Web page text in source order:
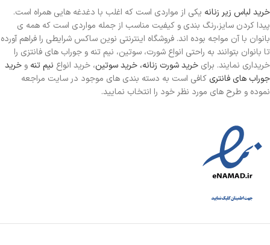
خرید لباس زیر زنانه یکی از مواردی است که اغلب با دغدغه هایی همراه است.
پیدا کردن سایز،رنگ بندی و کیفیت مناسب از جمله مواردی است که همه ی
بانوان با آن مواجه بوده اند. فروشگاه اینترنتی نوین ساکس شرایطی را فراهم آورده
تا بانوان بتوانند به راحتی انواع شورت، سوتین، نیم تنه و جوراب های فانتزی را
خریداری نمایند. برای خرید شورت زنانه، خرید سوتین، خرید انواع نیم تنه و خرید
جوراب های فانتری کافی است به دسته بندی های موجود در سایت مراجعه
نموده و طرح های مورد نظر خود را انتخاب نمایید.